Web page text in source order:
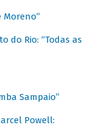
Moreno”
do Rio: “Todas as
Sampaio”
Powell: